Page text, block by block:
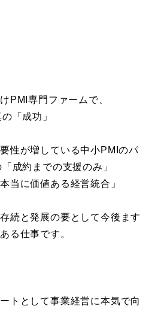
PMI専門ファームで、
「成功」
性が増している中小PMIのパ
成約までの支援のみ」
当に価値ある経営統合」
続と発展の要として今後ます
る仕事です。
トとして事業経営に本気で向